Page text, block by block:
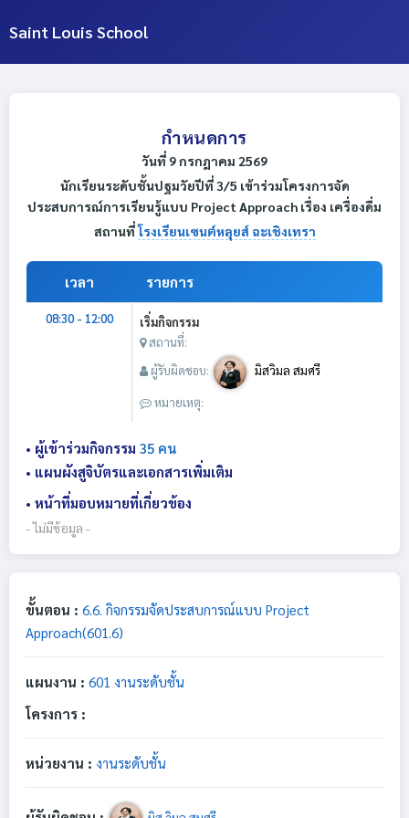
Saint Louis School
กำหนดการ
วันที่ 9 กรกฎาคม 2569
นักเรียนระดับชั้นปฐมวัยปีที่ 3/5 เข้าร่วมโครงการจัด
ประสบการณ์การเรียนรู้แบบ Project Approach เรื่อง เครื่องดื่ม
สถานที่โรงเรียนเซนต์หลุยส์ ฉะเชิงเทรา
เวลา รายการ
08:30 - 12:00
เริ่มกิจกรรม
สถานที่:
ผู้รับผิดชอบ:
มิสวิมล สมศรี
หมายเหตุ:
• ผู้เข้าร่วมกิจกรรม 35 คน
• แผนผังสูจิบัตรและเอกสารเพิ่มเติม
• หน้าที่มอบหมายที่เกี่ยวข้อง
- ไม่มีข้อมูล -
ขั้นตอน : 6.6. กิจกรรมจัดประสบการณ์แบบ Project
Approach(601.6)
แผนงาน : 601 งานระดับชั้น
โครงการ :
หน่วยงาน : งานระดับชั้น